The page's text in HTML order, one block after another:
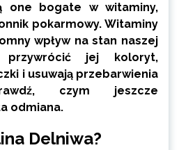
one bogate w witaminy,
pokarmowy. Witaminy
wpływ na stan naszej
przywrócić jej koloryt,
i usuwają przebarwienia
czym jeszcze
odmiana.
Delniwa?